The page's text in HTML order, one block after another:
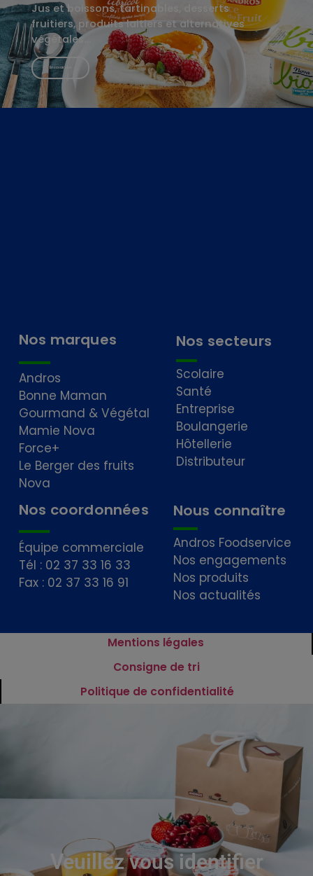
Jus et boissons, tartinables, desserts
fruitiers, produits laitiers et alternatives
végétales…
En savoir plus
Nos marques
Andros
Bonne Maman
Gourmand & Végétal
Mamie Nova
Force+
Le Berger des fruits
Nova
Nos secteurs
Scolaire
Santé
Entreprise
Boulangerie
Hôtellerie
Distributeur
Nos coordonnées
Équipe commerciale
Tél : 02 37 33 16 33
Fax : 02 37 33 16 91
Nous connaître
Andros Foodservice
Nos engagements
Nos produits
Nos actualités
Mentions légales
Consigne de tri
Politique de confidentialité
Veuillez vous identifier